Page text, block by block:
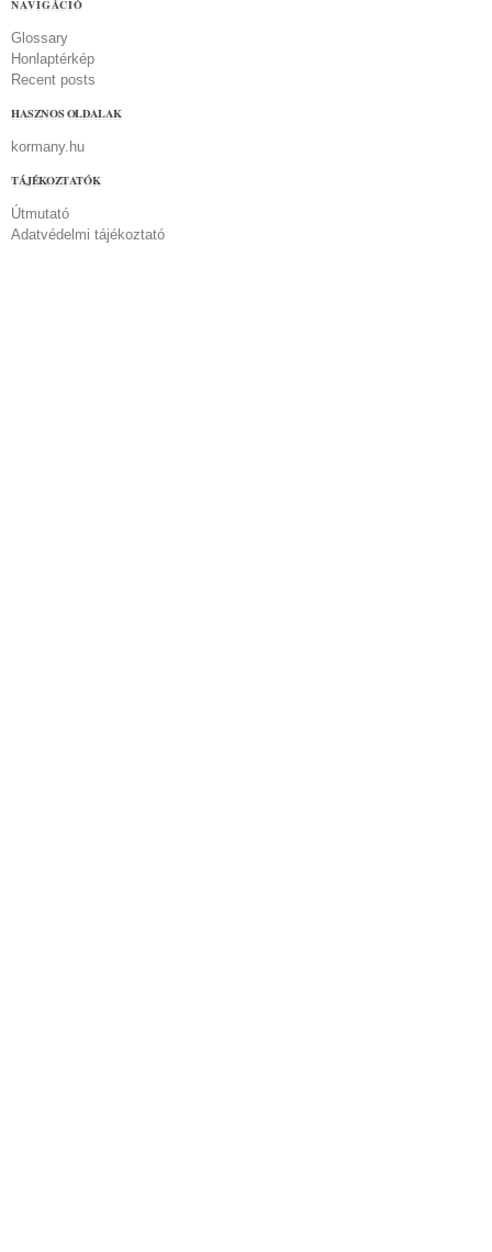
NAVIGÁCIÓ
Glossary
Honlaptérkép
Recent posts
HASZNOS OLDALAK
kormany.hu
TÁJÉKOZTATÓK
Útmutató
Adatvédelmi tájékoztató